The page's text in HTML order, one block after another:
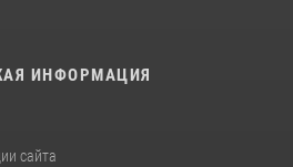
ИНФОРМАЦИЯ
сайта